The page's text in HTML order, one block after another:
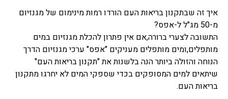
איך זה שבתקנון בריאות העם הורדו רמות מינימום של מגנזיום
מ-50 מג"ל ל-אפס?
התשובה לצערי ברורה,אם אין פתרון להכלת מגנזיום במים
מותפלים,ומים מותפלים מעניקים "אפס" ערכי מגנזיום הדרך
הנוחה והזולה ביותר הנה בלשנות את "תקנון בריאות העם"
שיתאים למים המסופקים בכדי שספקי המים לא יחרגו מתקנון
בריאות העם.